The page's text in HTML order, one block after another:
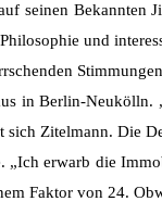
seinen Bekannten
und
in Berlin-Neukölln.
Zitelmann. Die
erwarb die
Faktor von 24.